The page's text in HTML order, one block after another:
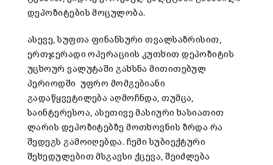
დეპოზიტების მოცულობა.
ასევე, სუფთა ფინანსური თვალსაზრისით,
ერთჯერადი ოპერაციის კუთხით დეპოზიტის
უცხოურ ვალუტაში გახსნა მითითებულ
პერიოდში უფრო მომგებიანი
გადაწყვეტილება აღმოჩნდა, თუმცა,
საინტერესოა, ასეთივე მასიური ხასიათით
ლარის დეპოზიტებზე მოთხოვნის ზრდა რა
შედეგს გამოიღებდა. ჩემი სუბიექტური
შეხედულებით მსგავსი ქცევა, შეიძლება